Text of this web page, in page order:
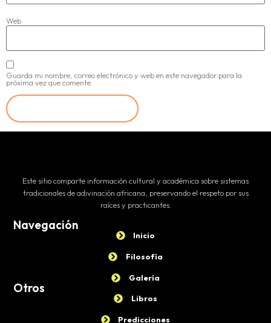
Web
Guarda mi nombre, correo electrónico y web en este navegador para la
próxima vez que comente.
Este sitio comparte información cultural y académica sobre sistemas
tradicionales de adivinación africana, preservando el respeto por sus
raíces y practicantes.
Navegación
Inicio
Filosofía
Galería
Otros
Libros
Predicciones